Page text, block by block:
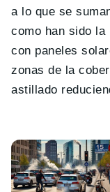
a lo que se
como han sido la
con paneles
zonas de la
astillado